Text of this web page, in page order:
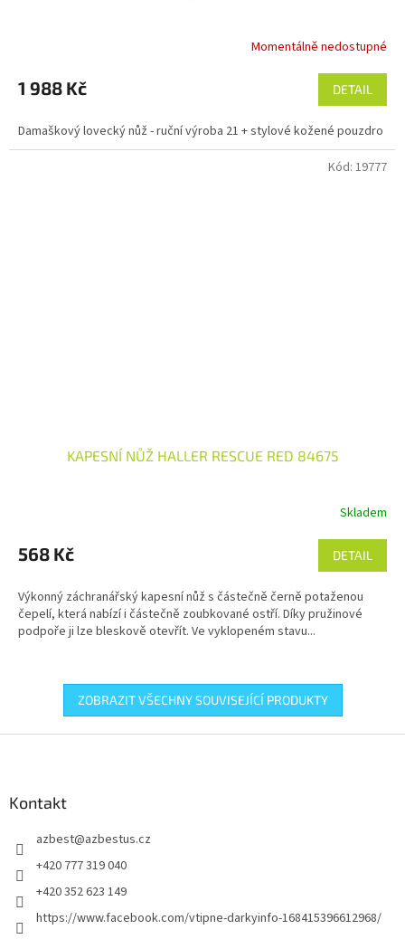
Momentálně nedostupné
1 988 Kč DETAIL
Damaškový lovecký nůž - ruční výroba 21 + stylové kožené pouzdro
KAPESNÍ NŮŽ HALLER RESCUE RED 84675
Skladem
568 Kč DETAIL
Výkonný záchranářský kapesní nůž s částečně černě potaženou
čepelí, která nabízí i částečně zoubkované ostří. Díky pružinové
podpoře ji lze bleskově otevřít. Ve vyklopeném stavu...
Kód: 19777
ZOBRAZIT VŠECHNY SOUVISEJÍCÍ PRODUKTY
Kontakt
azbest@azbestus.cz
+420 777 319 040
+420 352 623 149
https://www.facebook.com/vtipne-darkyinfo-168415396612968/